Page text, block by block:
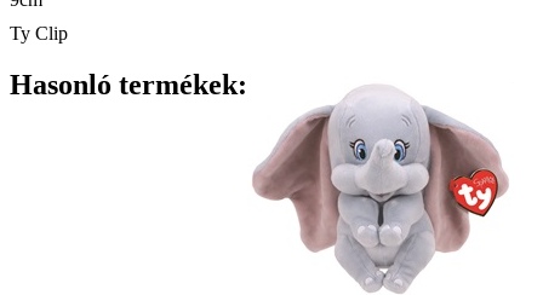
Ty Clip
Hasonló termékek: